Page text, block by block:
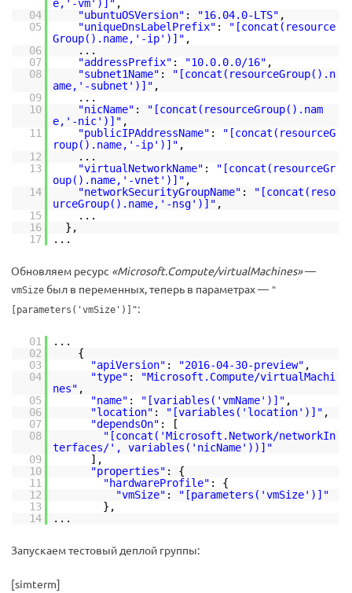
e,'-vm')]" ,
04
"ubuntuOSVersion" : "16.04.0-LTS" ,
05
"uniqueDnsLabelPrefix" :
"[concat(resource
Group().name,'-ip')]" ,
06
...
07
"addressPrefix" : "10.0.0.0/16" ,
08
"subnet1Name" :
"[concat(resourceGroup().n
ame,'-subnet')]" ,
09
...
10
"nicName" :
"[concat(resourceGroup().nam
e,'-nic')]" ,
11
"publicIPAddressName" :
"[concat(resourceG
roup().name,'-ip')]" ,
12
...
13
"virtualNetworkName" :
"[concat(resourceGr
oup().name,'-vnet')]" ,
14
"networkSecurityGroupName" :
"[concat(reso
urceGroup().name,'-nsg')]" ,
15
...
16
},
17
...
Обновляем ресурс «Microsoft.Compute/virtualMachines»—
vmSize был в переменных, теперь в параметрах — "
[parameters('vmSize')]":
01
...
02
{
03
"apiVersion" : "2016-04-30-preview" ,
04
"type" :
"Microsoft.Compute/virtualMachi
nes" ,
05
"name" : "[variables('vmName')]" ,
06
"location" : "[variables('location')]" ,
07
"dependsOn" : [
08
"[concat('Microsoft.Network/networkIn
terfaces/', variables('nicName'))]"
09
],
10
"properties" : {
11
"hardwareProfile" : {
12
"vmSize" :
"[parameters('vmSize')]"
13
},
14
...
Запускаем тестовый деплой группы:
[simterm]